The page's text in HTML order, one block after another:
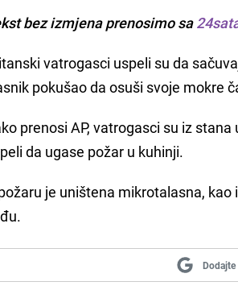
bez izmjena prenosimo sa
vatrogasci uspeli su da
pokušao da osuši svoje mokre
prenosi AP, vatrogasci su iz
da ugase požar u kuhinji.
je uništena mikrotalasna,